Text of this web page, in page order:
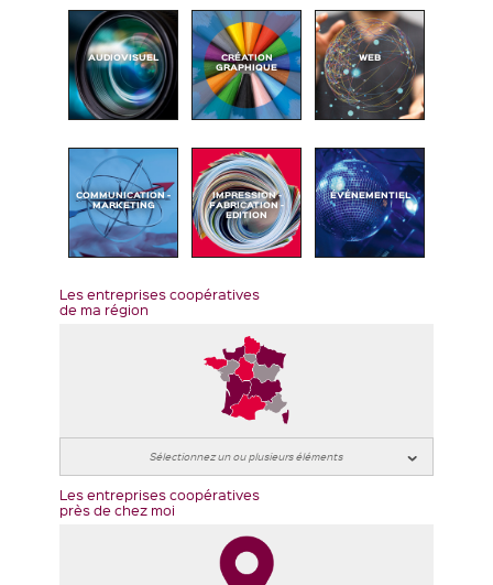
AUDIOVISUEL CRÉATION
GRAPHIQUE
WEB
COMMUNICATION -
MARKETING
IMPRESSION -
FABRICATION -
EDITION
ÉVÉNEMENTIEL
Les entreprises coopératives
de ma région
Les entreprises coopératives
près de chez moi